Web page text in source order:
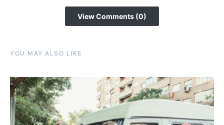
View Comments (0)
YOU MAY ALSO LIKE